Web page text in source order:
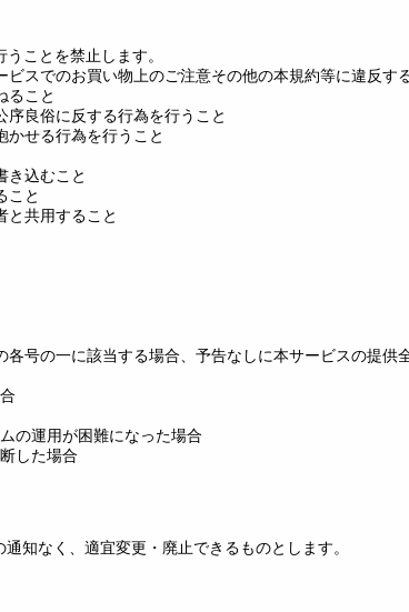
ことを禁止します。
スでのお買い物上のご注意その他の本規約等に違反す
ること
良俗に反する行為を行うこと
かせる行為を行うこと
き込むこと
こと
と共用すること
号の一に該当する場合、予告なしに本サービスの提供
の運用が困難になった場合
した場合
知なく、適宜変更・廃止できるものとします。